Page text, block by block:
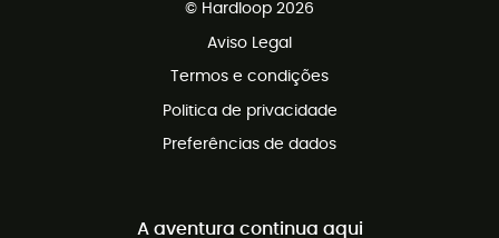
© Hardloop 2026
Aviso Legal
Termos e condições
Politica de privacidade
Preferências de dados
A aventura continua aqui